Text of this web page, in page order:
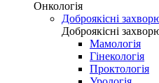
Онкологія
Доброякісні
Доброякісні
Мамологія
Гінекологія
Проктологія